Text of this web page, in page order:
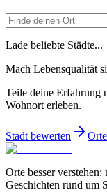
Lade beliebte Städte...
Mach Lebensqualität
Teile deine Erfahrung
Wohnort erleben.
Stadt bewerten
Orte besser
Geschichten rund um